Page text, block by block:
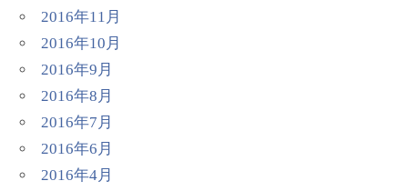
2016年11月
2016年10月
2016年9月
2016年8月
2016年7月
2016年6月
2016年4月